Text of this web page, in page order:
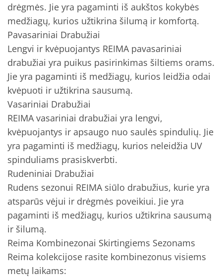
drėgmės. Jie yra pagaminti iš aukštos kokybės
medžiagų, kurios užtikrina šilumą ir komfortą.
Pavasariniai Drabužiai
Lengvi ir kvėpuojantys REIMA pavasariniai
drabužiai yra puikus pasirinkimas šiltiems orams.
Jie yra pagaminti iš medžiagų, kurios leidžia odai
kvėpuoti ir užtikrina sausumą.
Vasariniai Drabužiai
REIMA vasariniai drabužiai yra lengvi,
kvėpuojantys ir apsaugo nuo saulės spindulių. Jie
yra pagaminti iš medžiagų, kurios neleidžia UV
spinduliams prasiskverbti.
Rudeniniai Drabužiai
Rudens sezonui REIMA siūlo drabužius, kurie yra
atsparūs vėjui ir drėgmės poveikiui. Jie yra
pagaminti iš medžiagų, kurios užtikrina sausumą
ir šilumą.
Reima Kombinezonai Skirtingiems Sezonams
Reima kolekcijose rasite kombinezonus visiems
metų laikams: